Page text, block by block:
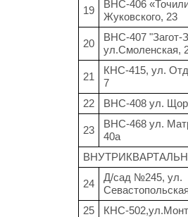
19
ВНС-406
Жуковского, 23
20
ВНС-407 "Загот-
ул.Смоленская,
21
КНС-415, ул.
7
22
ВНС-408 ул.
23
ВНС-468 ул.
40а
24
Д/сад №245, ул.
25
КНС-